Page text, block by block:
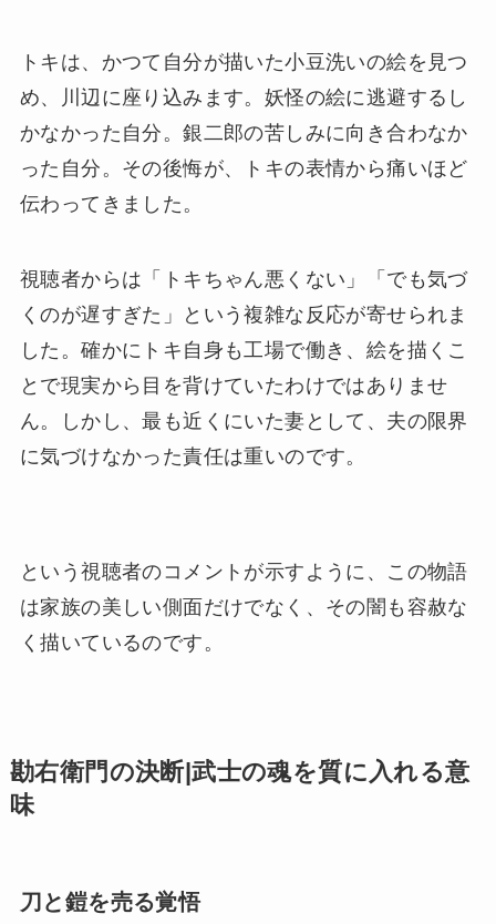
トキは、かつて自分が描いた小豆洗いの絵を見つ
め、川辺に座り込みます。妖怪の絵に逃避するし
かなかった自分。銀二郎の苦しみに向き合わなか
った自分。その後悔が、トキの表情から痛いほど
伝わってきました。
視聴者からは「トキちゃん悪くない」「でも気づ
くのが遅すぎた」という複雑な反応が寄せられま
した。確かにトキ自身も工場で働き、絵を描くこ
とで現実から目を背けていたわけではありませ
ん。しかし、最も近くにいた妻として、夫の限界
に気づけなかった責任は重いのです。
という視聴者のコメントが示すように、この物語
は家族の美しい側面だけでなく、その闇も容赦な
く描いているのです。
勘右衛門の決断|武士の魂を質に入れる意
味
刀と鎧を売る覚悟